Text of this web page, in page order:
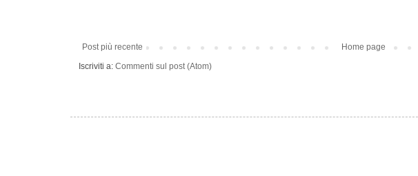
Post più recente
Home page
Iscriviti a: Commenti sul post (Atom)